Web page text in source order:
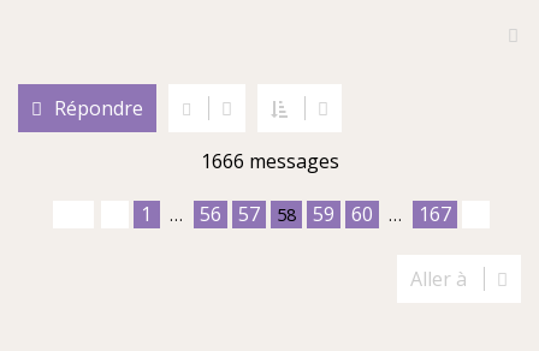
Répondre
1666 messages
1 … 56 57 58 59 60 … 167
Aller à